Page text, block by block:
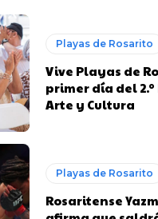
Playas de Rosarito
Vive Playas de
primer día del
Arte y Cultura
Playas de Rosarito
Rosaritense